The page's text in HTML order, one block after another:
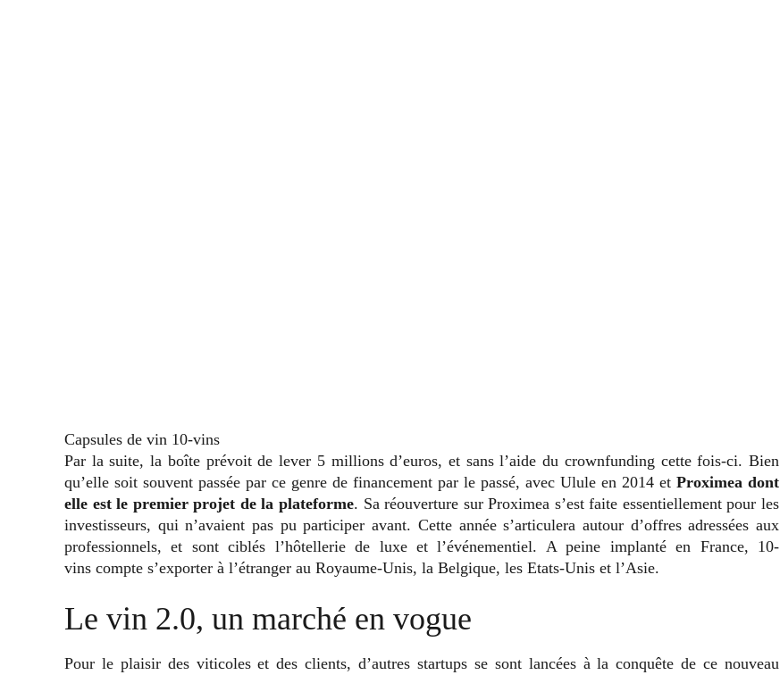
Capsules de vin 10-vins
Par la suite, la boîte prévoit de lever 5 millions d’euros, et sans l’aide du crownfunding cette fois-ci. Bien
qu’elle soit souvent passée par ce genre de financement par le passé, avec Ulule en 2014 et Proximea dont
elle est le premier projet de la plateforme. Sa réouverture sur Proximea s’est faite essentiellement pour les
investisseurs, qui n’avaient pas pu participer avant. Cette année s’articulera autour d’offres adressées aux
professionnels, et sont ciblés l’hôtellerie de luxe et l’événementiel. A peine implanté en France, 10-
vins compte s’exporter à l’étranger au Royaume-Unis, la Belgique, les Etats-Unis et l’Asie.
Le vin 2.0, un marché en vogue
Pour le plaisir des viticoles et des clients, d’autres startups se sont lancées à la conquête de ce nouveau